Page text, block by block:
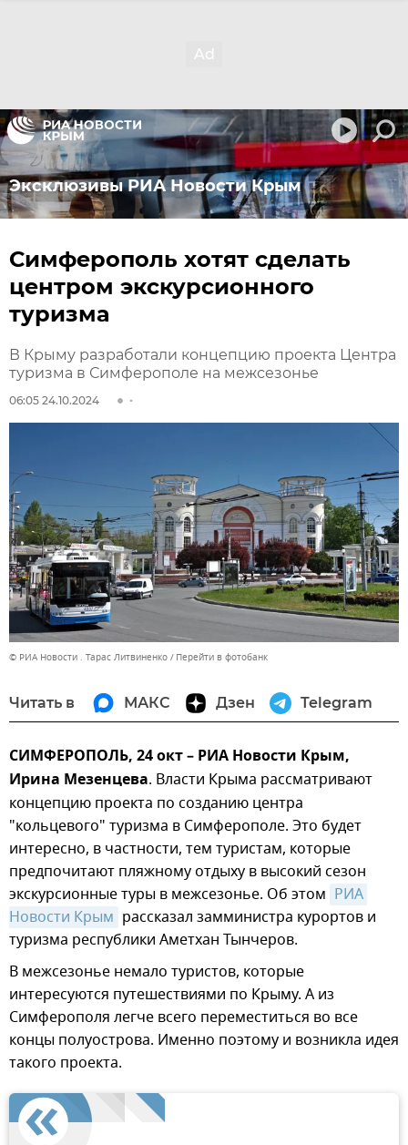
Эксклюзивы РИА Новости Крым
Симферополь хотят сделать
центром экскурсионного
туризма
В Крыму разработали концепцию проекта Центра
туризма в Симферополе на межсезонье
06:05 24.10.2024
© РИА Новости . Тарас Литвиненко Перейти в фотобанк
Читать в МАКС Дзен Telegram
СИМФЕРОПОЛЬ, 24 окт – РИА Новости Крым,
Ирина Мезенцева. Власти Крыма рассматривают
концепцию проекта по созданию центра
"кольцевого" туризма в Симферополе. Это будет
интересно, в частности, тем туристам, которые
предпочитают пляжному отдыху в высокий сезон
экскурсионные туры в межсезонье. Об этом РИА
Новости Крым рассказал замминистра курортов и
туризма республики Аметхан Тынчеров.
В межсезонье немало туристов, которые
интересуются путешествиями по Крыму. А из
Симферополя легче всего переместиться во все
концы полуострова. Именно поэтому и возникла идея
такого проекта.